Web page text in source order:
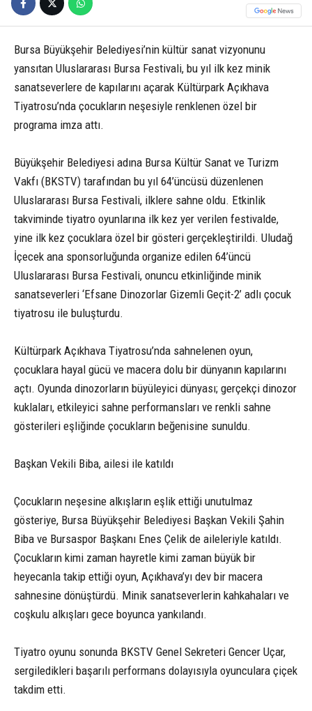
Bursa Büyükşehir Belediyesi’nin kültür sanat vizyonunu
yansıtan Uluslararası Bursa Festivali, bu yıl ilk kez minik
sanatseverlere de kapılarını açarak Kültürpark Açıkhava
Tiyatrosu’nda çocukların neşesiyle renklenen özel bir
programa imza attı.
Büyükşehir Belediyesi adına Bursa Kültür Sanat ve Turizm
Vakfı (BKSTV) tarafından bu yıl 64’üncüsü düzenlenen
Uluslararası Bursa Festivali, ilklere sahne oldu. Etkinlik
takviminde tiyatro oyunlarına ilk kez yer verilen festivalde,
yine ilk kez çocuklara özel bir gösteri gerçekleştirildi. Uludağ
İçecek ana sponsorluğunda organize edilen 64’üncü
Uluslararası Bursa Festivali, onuncu etkinliğinde minik
sanatseverleri ‘Efsane Dinozorlar Gizemli Geçit-2’ adlı çocuk
tiyatrosu ile buluşturdu.
Kültürpark Açıkhava Tiyatrosu’nda sahnelenen oyun,
çocuklara hayal gücü ve macera dolu bir dünyanın kapılarını
açtı. Oyunda dinozorların büyüleyici dünyası; gerçekçi dinozor
kuklaları, etkileyici sahne performansları ve renkli sahne
gösterileri eşliğinde çocukların beğenisine sunuldu.
Başkan Vekili Biba, ailesi ile katıldı
Çocukların neşesine alkışların eşlik ettiği unutulmaz
gösteriye, Bursa Büyükşehir Belediyesi Başkan Vekili Şahin
Biba ve Bursaspor Başkanı Enes Çelik de aileleriyle katıldı.
Çocukların kimi zaman hayretle kimi zaman büyük bir
heyecanla takip ettiği oyun, Açıkhava’yı dev bir macera
sahnesine dönüştürdü. Minik sanatseverlerin kahkahaları ve
coşkulu alkışları gece boyunca yankılandı.
Tiyatro oyunu sonunda BKSTV Genel Sekreteri Gencer Uçar,
sergiledikleri başarılı performans dolayısıyla oyunculara çiçek
takdim etti.